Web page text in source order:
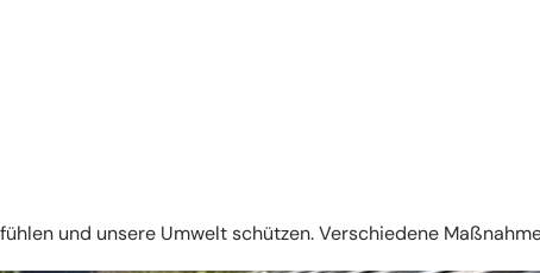
und unsere Umwelt schützen. Verschiedene